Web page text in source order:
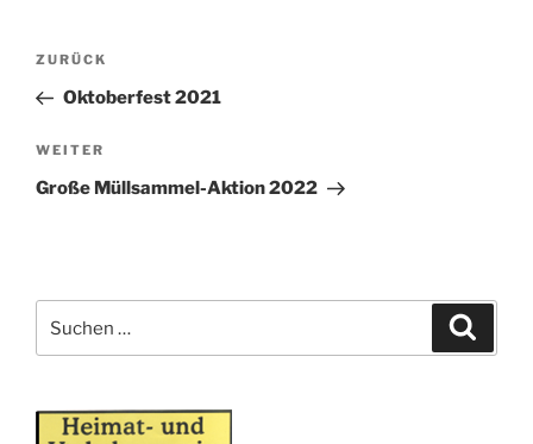
Beitragsnavigation
Vorheriger
Beitrag
ZURÜCK
Oktoberfest 2021
Nächster
Beitrag
WEITER
Große Müllsammel-Aktion 2022
nach: